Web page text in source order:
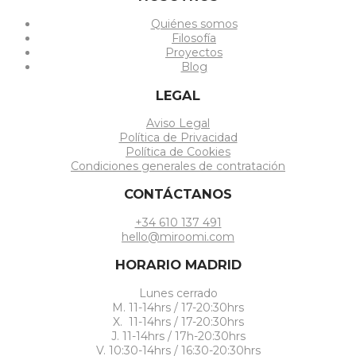
Quiénes somos
Filosofía
Proyectos
Blog
LEGAL
Aviso Legal
Política de Privacidad
Política de Cookies
Condiciones generales de contratación
CONTÁCTANOS
+34 610 137 491
hello@miroomi.com
HORARIO MADRID
Lunes cerrado
M. 11-14hrs / 17-20:30hrs
X. 11-14hrs / 17-20:30hrs
J. 11-14hrs / 17h-20:30hrs
V. 10:30-14hrs / 16:30-20:30hrs